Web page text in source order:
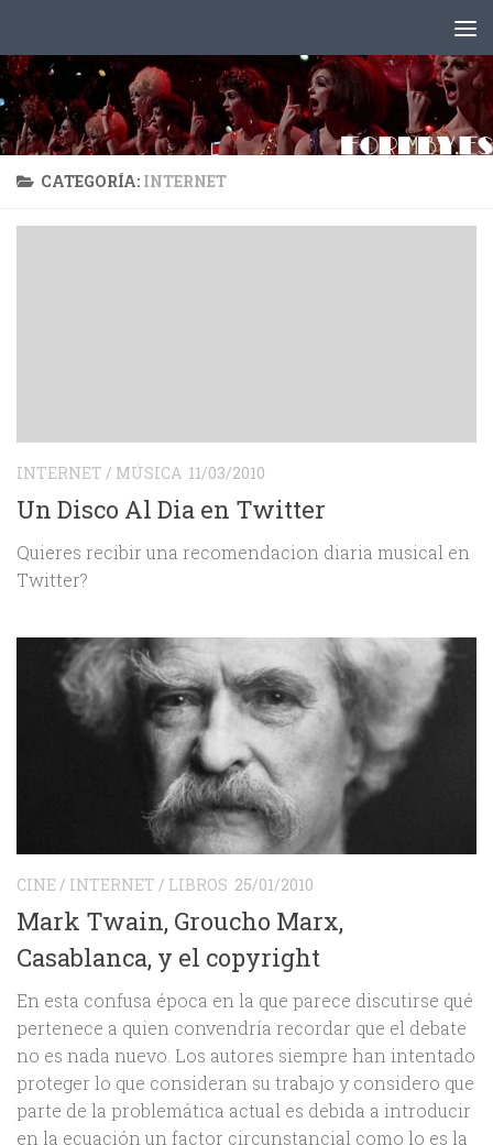
CATEGORÍA: INTERNET
INTERNET / MÚSICA 11/03/2010
Un Disco Al Dia en Twitter
Quieres recibir una recomendacion diaria musical en
Twitter?
CINE / INTERNET / LIBROS 25/01/2010
Mark Twain, Groucho Marx,
Casablanca, y el copyright
En esta confusa época en la que parece discutirse qué
pertenece a quien convendría recordar que el debate
no es nada nuevo. Los autores siempre han intentado
proteger lo que consideran su trabajo y considero que
parte de la problemática actual es debida a introducir
en la ecuación un factor circunstancial como lo es la